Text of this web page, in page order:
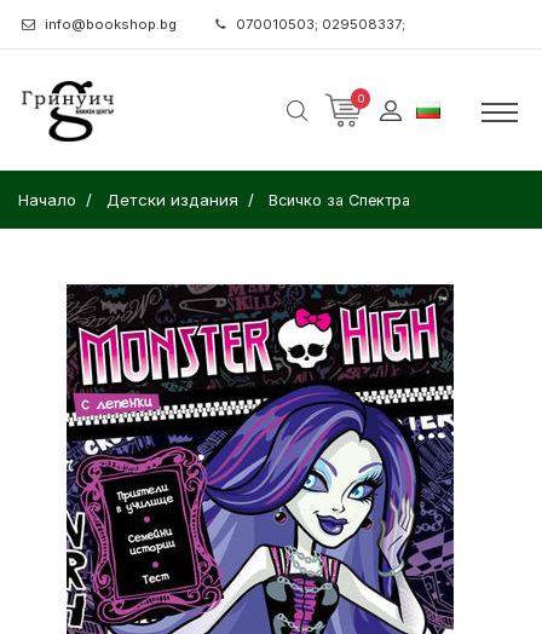
info@bookshop.bg 070010503; 029508337;
0
Начало Детски издания Всичко за Спектра